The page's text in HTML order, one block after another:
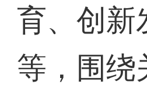
育、创新
等，围绕